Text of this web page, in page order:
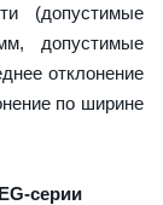
(допустимые
допустимые
отклонение
по ширине
серии